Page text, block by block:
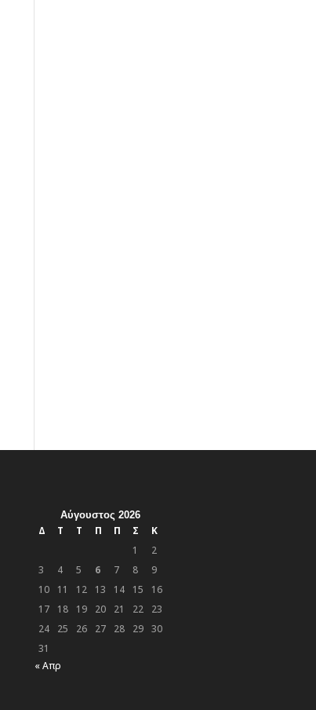
Αύγουστος 2026
Δ Τ Τ Π Π Σ
Κ
1
2
3
4 5 6 7 8
9
10
11 12 13 14 15
16
17
18 19 20 21 22
23
24
25 26 27 28 29 30
31
« Απρ